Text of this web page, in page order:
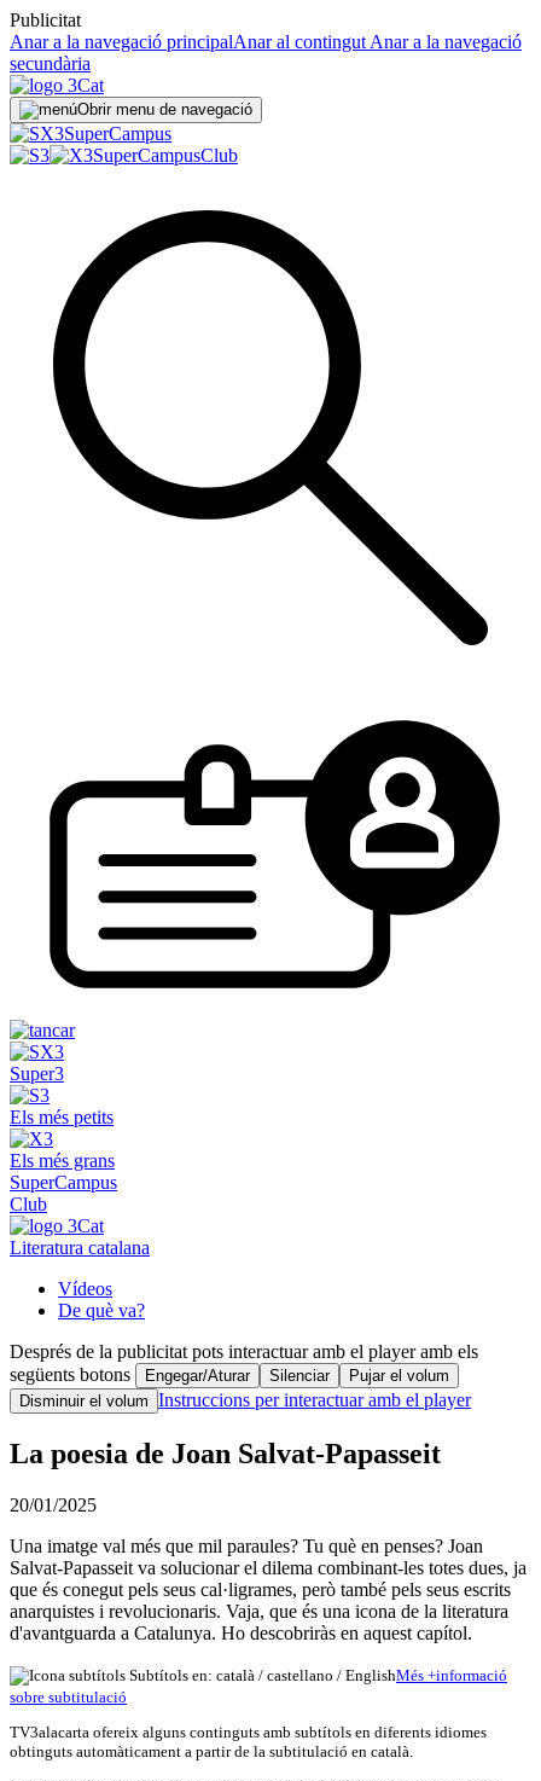
Publicitat
Anar a la navegació principalAnar al contingut Anar a la navegació
secundària
Obrir menu de navegació
SuperCampus
SuperCampusClub
Super3
Els més petits
Els més grans
SuperCampus
Club
Literatura catalana
Vídeos
De què va?
Després de la publicitat pots interactuar amb el player amb els
següents botons
Engegar/Aturar Silenciar
Pujar el volum
Disminuir el volum Instruccions per interactuar amb el player
La poesia de Joan Salvat-Papasseit
20/01/2025
Una imatge val més que mil paraules? Tu què en penses? Joan
Salvat-Papasseit va solucionar el dilema combinant-les totes dues, ja
que és conegut pels seus cal·ligrames, però també pels seus escrits
anarquistes i revolucionaris. Vaja, que és una icona de la literatura
d'avantguarda a Catalunya. Ho descobriràs en aquest capítol.
Subtítols en: català / castellano / EnglishMés +informació
sobre subtitulació
TV3alacarta ofereix alguns continguts amb subtítols en diferents idiomes
obtinguts automàticament a partir de la subtitulació en català.